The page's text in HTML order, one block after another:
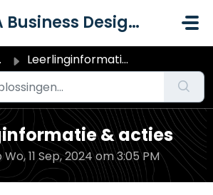
SERA Business Design B.V.
Leerlinginformatie & acties
& acties
11 Sep, 2024 om 3:05 PM